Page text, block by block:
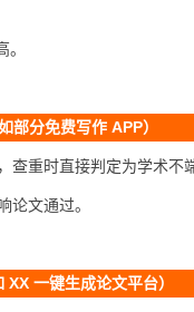
部分免费写作 APP）
查重时直接判定为学术不
论文通过。
一键生成论文平台）